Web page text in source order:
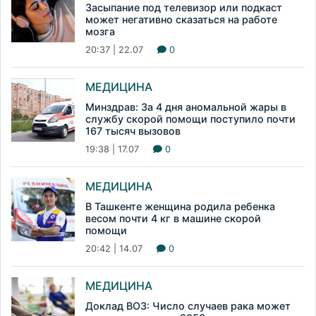
Засыпание под телевизор или подкаст
может негативно сказаться на работе
мозга
20:37 | 22.07 0
МЕДИЦИНА
Минздрав: За 4 дня аномальной жары в
службу скорой помощи поступило почти
167 тысяч вызовов
19:38 | 17.07 0
МЕДИЦИНА
В Ташкенте женщина родила ребенка
весом почти 4 кг в машине скорой
помощи
20:42 | 14.07 0
МЕДИЦИНА
Доклад ВОЗ: Число случаев рака может